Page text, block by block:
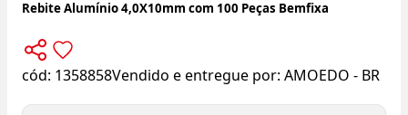
Rebite Alumínio 4,0X10mm com 100 Peças Bemfixa
cód: 1358858Vendido e entregue por: AMOEDO - BR